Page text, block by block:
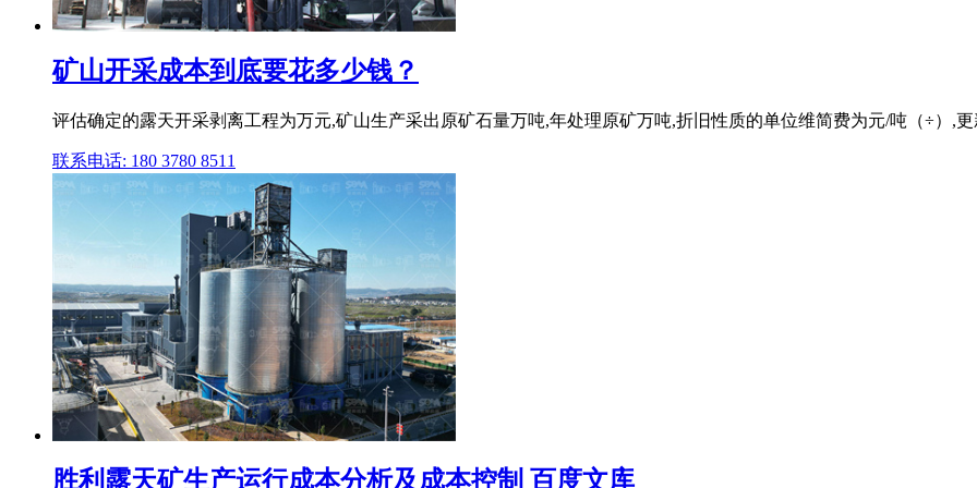
矿山开采成本到底要花多少钱？
评估确定的露天开采剥离工程为万元,矿山生产采出原矿石量万吨,年处理原矿万吨,折旧性质的单位维简费为元/吨（÷）,
联系电话: 180 3780 8511
胜利露天矿生产运行成本分析及成本控制 百度文库